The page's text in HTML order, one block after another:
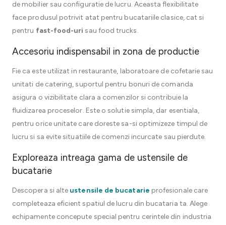
de mobilier sau configuratie de lucru. Aceasta flexibilitate
face produsul potrivit atat pentru bucatariile clasice, cat si
pentru fast-food-uri sau food trucks.
Accesoriu indispensabil in zona de productie
Fie ca este utilizat in restaurante, laboratoare de cofetarie sau
unitati de catering, suportul pentru bonuri de comanda
asigura o vizibilitate clara a comenzilor si contribuie la
fluidizarea proceselor. Este o solutie simpla, dar esentiala,
pentru orice unitate care doreste sa-si optimizeze timpul de
lucru si sa evite situatiile de comenzi incurcate sau pierdute.
Exploreaza intreaga gama de ustensile de
bucatarie
Descopera si alte ustensile de bucatarie profesionale care
completeaza eficient spatiul de lucru din bucataria ta. Alege
echipamente concepute special pentru cerintele din industria